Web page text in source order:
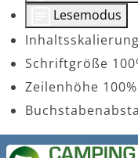
Lesemodus
Inhaltsskalierung
Schriftgröße 100
Zeilenhöhe 100%